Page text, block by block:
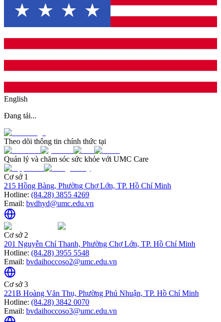
English
Đang tải...
Theo dõi thông tin chính thức tại
Quản lý và chăm sóc sức khỏe với UMC Care
Cơ sở 1
215 Hồng Bàng, Phường Chợ Lớn, TP. Hồ Chí Minh
Hotline: (84.28) 3855 4269
Email: bvdhyd@umc.edu.vn
Cơ sở 2
201 Nguyễn Chí Thanh, Phường Chợ Lớn, TP. Hồ Chí Minh
Hotline: (84.28) 3955 5548
Email: bvdaihoccoso2@umc.edu.vn
Cơ sở 3
221B Hoàng Văn Thụ, Phường Phú Nhuận, TP. Hồ Chí Minh
Hotline: (84.28) 3842 0070
Email: bvdaihoccoso3@umc.edu.vn